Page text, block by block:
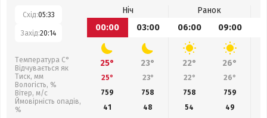
Схід:05:33
Захід:20:14
Температура С°
Відчувається як
Тиск, мм
Вологість, %
Вітер, м/с
Ймовірність опадів,
%
Ніч
Ранок
00:00
03:00 06:00 09:00
25° 23° 22° 26°
25° 23° 22° 26°
759
758 758 759
41
48 54
49